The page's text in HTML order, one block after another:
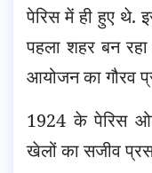
पेरिस में ही हुए थे.
पहला शहर बन
आयोजन का गौरव
1924 के पेरिस
खेलों का सजीव